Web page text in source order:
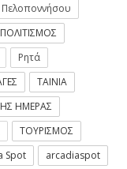
Πελοποννήσου
ΠΟΛΙΤΙΣΜΟΣ
Ρητά
ΤΑΙΝΙΑ
ΗΜΕΡΑΣ
ΤΟΥΡΙΣΜΟΣ
Spot
arcadiaspot